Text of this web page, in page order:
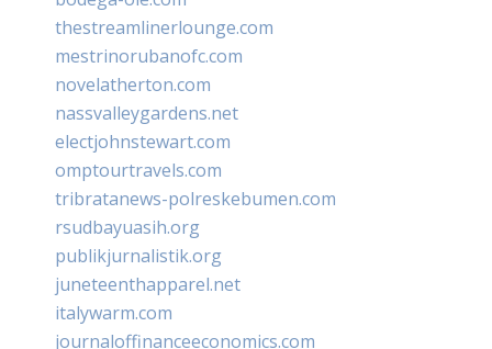
thestreamlinerlounge.com
mestrinorubanofc.com
novelatherton.com
nassvalleygardens.net
electjohnstewart.com
omptourtravels.com
tribratanews-polreskebumen.com
rsudbayuasih.org
publikjurnalistik.org
juneteenthapparel.net
italywarm.com
journaloffinanceeconomics.com